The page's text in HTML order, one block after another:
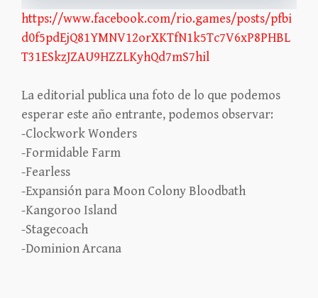
https://www.facebook.com/rio.games/posts/pfbi
d0f5pdEjQ81YMNV12orXKTfN1k5Tc7V6xP8PHBL
T31ESkzJZAU9HZZLKyhQd7mS7hil
La editorial publica una foto de lo que podemos
esperar este año entrante, podemos observar:
-Clockwork Wonders
-Formidable Farm
-Fearless
-Expansión para Moon Colony Bloodbath
-Kangoroo Island
-Stagecoach
-Dominion Arcana